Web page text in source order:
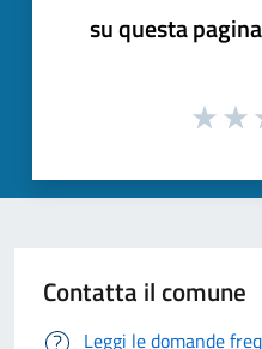
su questa
Contatta il comune
Leggi le domande